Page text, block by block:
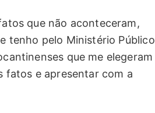
que não aconteceram,
tenho pelo Ministério Público
que me elegeram
fatos e apresentar com a